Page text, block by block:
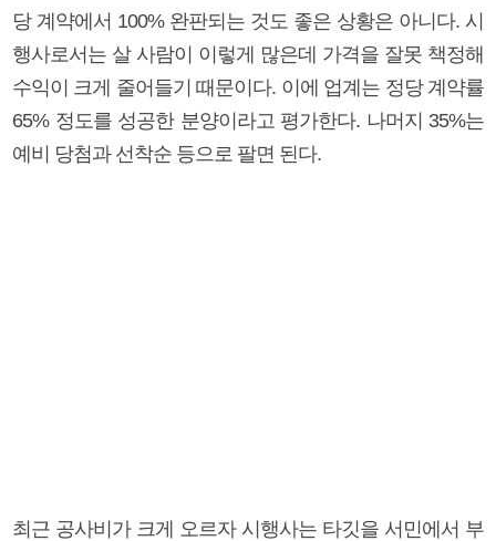
당 계약에서 100% 완판되는 것도 좋은 상황은 아니다. 시
행사로서는 살 사람이 이렇게 많은데 가격을 잘못 책정해
수익이 크게 줄어들기 때문이다. 이에 업계는 정당 계약률
65% 정도를 성공한 분양이라고 평가한다. 나머지 35%는
예비 당첨과 선착순 등으로 팔면 된다.
최근 공사비가 크게 오르자 시행사는 타깃을 서민에서 부